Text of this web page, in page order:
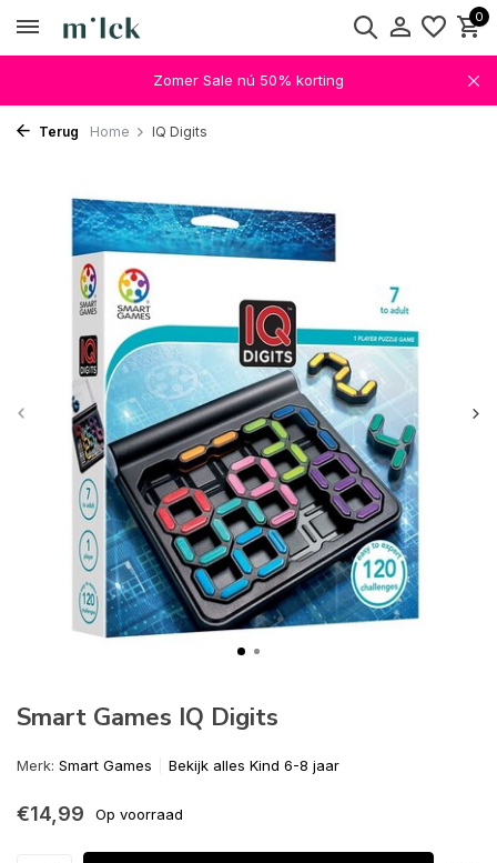
0
Zomer Sale nú 50% korting
Terug Home IQ Digits
Smart Games IQ Digits
Merk: Smart Games Bekijk alles Kind 6-8 jaar
€14,99 Op voorraad